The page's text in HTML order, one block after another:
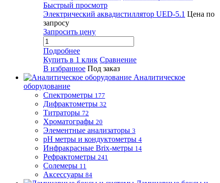
Быстрый просмотр
Электрический аквадистиллятор UED-5.1 Цена по
запросу
Запросить цену
Подробнее
Купить в 1 клик Сравнение
В избранное Под заказ
Аналитическое
оборудование
Спектрометры 177
Дифрактометры 32
Титраторы 72
Хроматографы 20
Элементные анализаторы 3
pH метры и кондуктометры 4
Инфракрасные Brix-метры 14
Рефрактометры 241
Солемеры 11
Аксессуары 84